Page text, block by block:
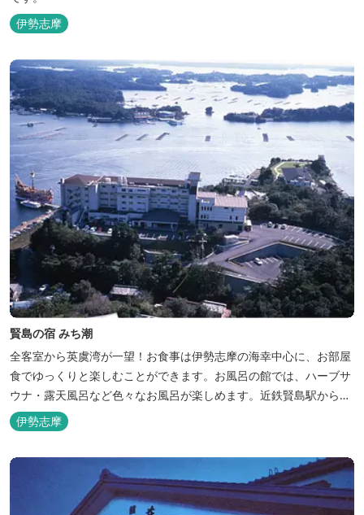
伊勢志摩
賢島の宿 みち潮
全客室から英虞湾が一望！お食事は伊勢志摩の海幸中心に、お部屋
食でゆっくりと楽しむことができます。お風呂の館では、ハーブサ
ウナ・露天風呂など色々なお風呂が楽しめます。近鉄賢島駅から歩
いて5分と好立地です。
伊勢志摩